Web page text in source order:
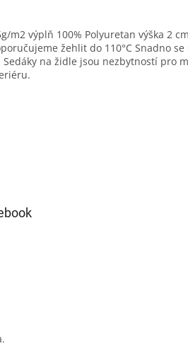
m2 výplň 100% Polyuretan výška 2
žehlit do 110°C Snadno
na židle jsou nezbytností pro